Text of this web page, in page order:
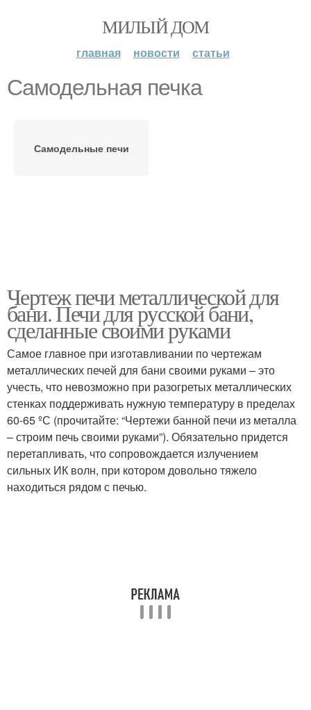
МИЛЫЙ ДОМ
главная новости статьи
Самодельная печка
Самодельные печи
Чертеж печи металлической для
бани. Печи для русской бани,
сделанные своими руками
Самое главное при изготавливании по чертежам
металлических печей для бани своими руками – это
учесть, что невозможно при разогретых металлических
стенках поддерживать нужную температуру в пределах
60-65 ºС (прочитайте: “Чертежи банной печи из металла
– строим печь своими руками”). Обязательно придется
перетапливать, что сопровождается излучением
сильных ИК волн, при котором довольно тяжело
находиться рядом с печью.